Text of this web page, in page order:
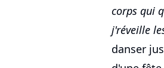
corps qui
j'réveille
danser